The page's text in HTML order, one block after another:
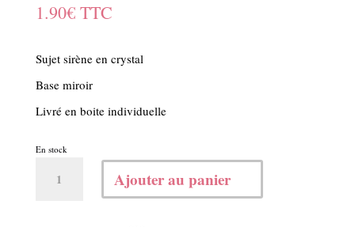
1.90€ TTC
Sujet sirène en crystal
Base miroir
Livré en boite individuelle
En stock
Ajouter au panier